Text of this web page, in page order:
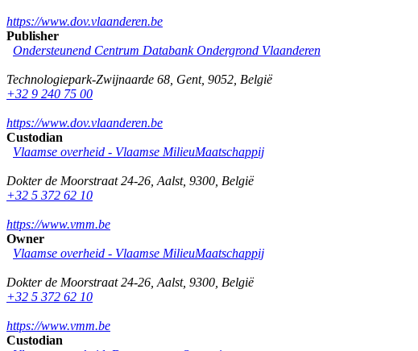
https://www.dov.vlaanderen.be
Publisher
Ondersteunend Centrum Databank Ondergrond Vlaanderen
Technologiepark-Zwijnaarde 68 Gent, 9052 België
+32 9 240 75 00
https://www.dov.vlaanderen.be
Custodian
Vlaamse overheid - Vlaamse MilieuMaatschappij
Dokter de Moorstraat 24-26 Aalst, 9300 België
+32 5 372 62 10
https://www.vmm.be
Owner
Vlaamse overheid - Vlaamse MilieuMaatschappij
Dokter de Moorstraat 24-26 Aalst, 9300 België
+32 5 372 62 10
https://www.vmm.be
Custodian